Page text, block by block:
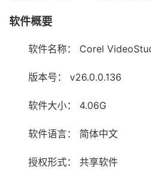
软件概要
软件名称： Corel
版本号： v26.0.0.136
软件大小： 4.06G
软件语言： 简体中文
授权形式： 共享软件